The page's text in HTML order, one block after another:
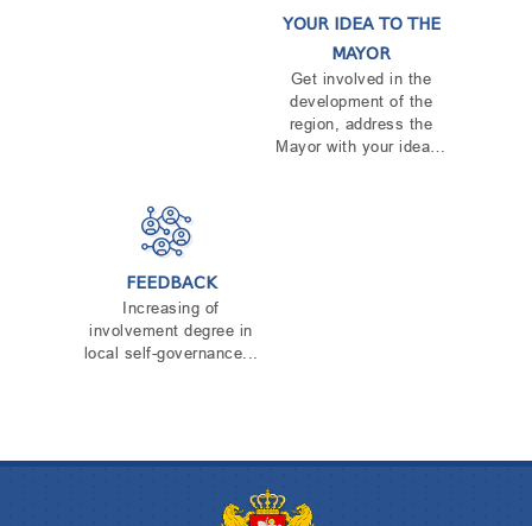
YOUR IDEA TO THE
MAYOR
Get involved in the
development of the
region, address the
Mayor with your idea…
FEEDBACK
Increasing of
involvement degree in
local self-governance...